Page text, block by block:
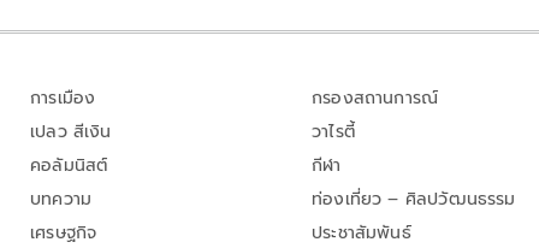
การเมือง
เปลว สีเงิน
คอลัมนิสต์
บทความ
เศรษฐกิจ
กรองสถานการณ์
วาไรตี้
กีฬา
ท่องเที่ยว – ศิลปวัฒนธรรม
ประชาสัมพันธ์